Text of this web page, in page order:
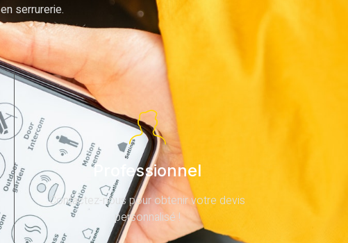
serrurerie.
Professionnel
Contactez-nous pour obtenir votre devis
personnalisé !